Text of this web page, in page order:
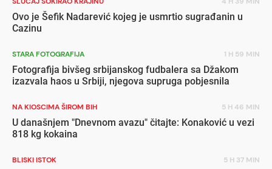
Ovo je Šefik Nadarević kojeg je usmrtio sugrađanin u
Cazinu
STARA FOTOGRAFIJA 1 H 59 MIN
Fotografija bivšeg srbijanskog fudbalera sa Džakom
izazvala haos u Srbiji, njegova supruga pobjesnila
NA KIOSCIMA ŠIROM BIH 5 H 46 MIN
U današnjem "Dnevnom avazu" čitajte: Konaković u vezi
818 kg kokaina
BLISKI ISTOK 5 H 37 MIN